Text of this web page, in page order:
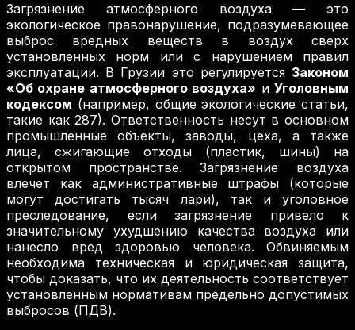
Загрязнение атмосферного воздуха — это
экологическое правонарушение, подразумевающее
выброс вредных веществ в воздух сверх
установленных норм или с нарушением правил
эксплуатации. В Грузии это регулируется Законом
«Об охране атмосферного воздуха» иУголовным
кодексом (например, общие экологические статьи,
такие как 287). Ответственность несут в основном
промышленные объекты, заводы, цеха, а также
лица, сжигающие отходы (пластик, шины) на
открытом пространстве. Загрязнение воздуха
влечет как административные штрафы (которые
могут достигать тысяч лари), так и уголовное
преследование, если загрязнение привело к
значительному ухудшению качества воздуха или
нанесло вред здоровью человека. Обвиняемым
необходима техническая и юридическая защита,
чтобы доказать, что их деятельность соответствует
установленным нормативам предельно допустимых
выбросов (ПДВ).